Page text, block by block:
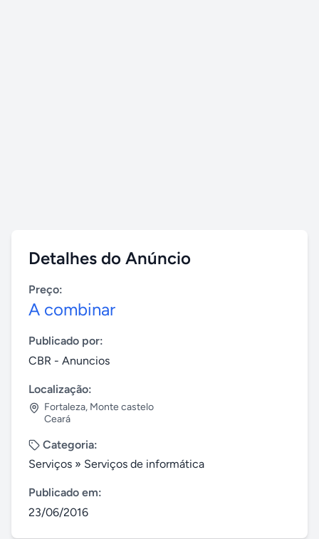
Detalhes do Anúncio
Preço:
A combinar
Publicado por:
CBR - Anuncios
Localização:
Fortaleza, Monte castelo
Ceará
Categoria:
Serviços » Serviços de informática
Publicado em:
23/06/2016